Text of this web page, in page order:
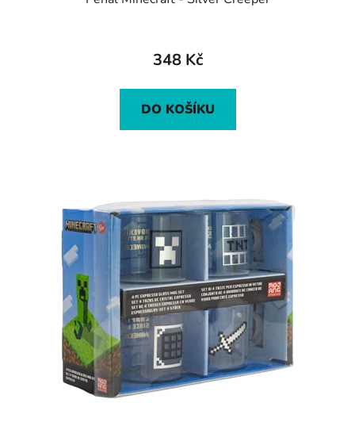
348 Kč
DO KOŠÍKU